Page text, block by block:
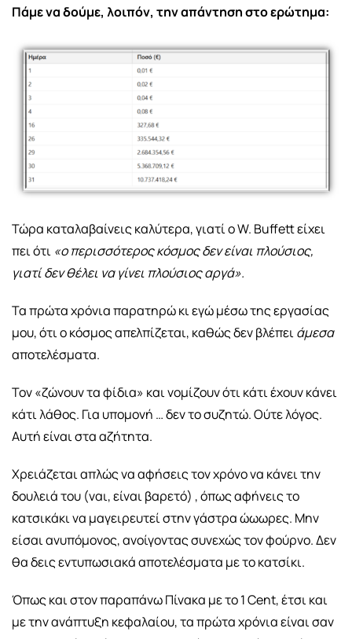
Πάμε να δούμε, λοιπόν, την απάντηση στο ερώτημα:
Τώρα καταλαβαίνεις καλύτερα, γιατί ο W. Βuffett είχει
πει ότι «ο περισσότερος κόσμος δεν είναι πλούσιος,
γιατί δεν θέλει να γίνει πλούσιος αργά».
Τα πρώτα χρόνια παρατηρώ κι εγώ μέσω της εργασίας
μου, ότι ο κόσμος απελπίζεται, καθώς δεν βλέπειάμεσα
αποτελέσματα.
Τον «ζώνουν τα φίδια» και νομίζουν ότι κάτι έχουν κάνει
κάτι λάθος. Για υπομονή … δεν το συζητώ. Ούτε λόγος.
Αυτή είναι στα αζήτητα.
Χρειάζεται απλώς να αφήσεις τον χρόνο να κάνει την
δουλειά του (ναι, είναι βαρετό) , όπως αφήνεις το
κατσικάκι να μαγειρευτεί στην γάστρα ώωωρες. Μην
είσαι ανυπόμονος, ανοίγοντας συνεχώς τον φούρνο. Δεν
θα δεις εντυπωσιακά αποτελέσματα με το κατσίκι.
Όπως και στον παραπάνω Πίνακα με το 1 Cent, έτσι και
με την ανάπτυξη κεφαλαίου, τα πρώτα χρόνια είναι σαν